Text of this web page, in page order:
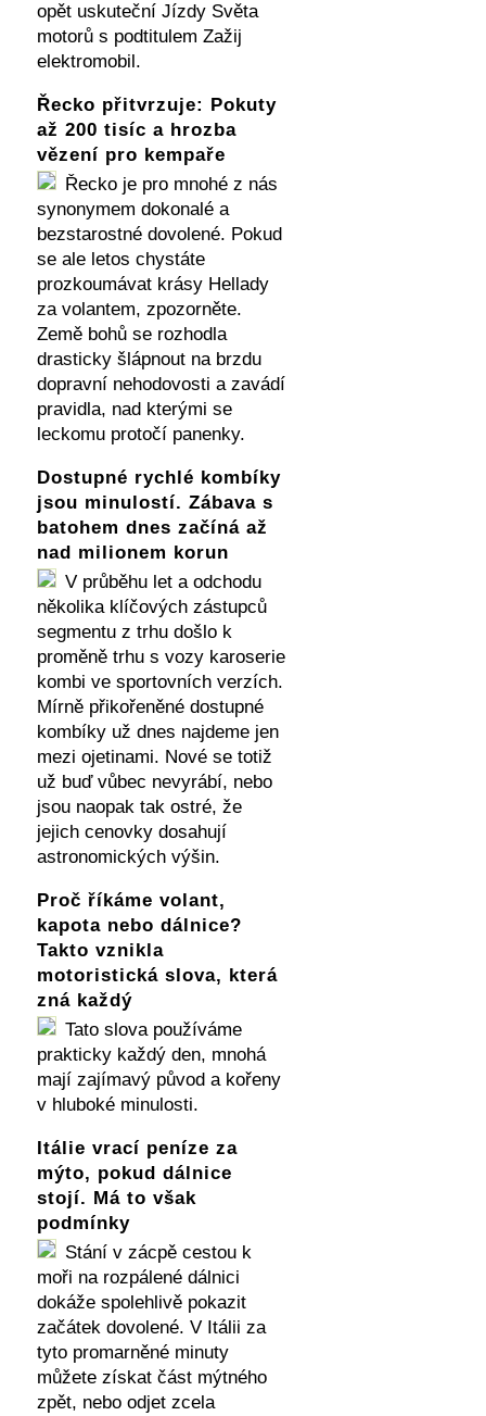
opět uskuteční Jízdy Světa
motorů s podtitulem Zažij
elektromobil.
Řecko přitvrzuje: Pokuty
až 200 tisíc a hrozba
vězení pro kempaře
Řecko je pro mnohé z nás
synonymem dokonalé a
bezstarostné dovolené. Pokud
se ale letos chystáte
prozkoumávat krásy Hellady
za volantem, zpozorněte.
Země bohů se rozhodla
drasticky šlápnout na brzdu
dopravní nehodovosti a zavádí
pravidla, nad kterými se
leckomu protočí panenky.
Dostupné rychlé kombíky
jsou minulostí. Zábava s
batohem dnes začíná až
nad milionem korun
V průběhu let a odchodu
několika klíčových zástupců
segmentu z trhu došlo k
proměně trhu s vozy karoserie
kombi ve sportovních verzích.
Mírně přikořeněné dostupné
kombíky už dnes najdeme jen
mezi ojetinami. Nové se totiž
už buď vůbec nevyrábí, nebo
jsou naopak tak ostré, že
jejich cenovky dosahují
astronomických výšin.
Proč říkáme volant,
kapota nebo dálnice?
Takto vznikla
motoristická slova, která
zná každý
Tato slova používáme
prakticky každý den, mnohá
mají zajímavý původ a kořeny
v hluboké minulosti.
Itálie vrací peníze za
mýto, pokud dálnice
stojí. Má to však
podmínky
Stání v zácpě cestou k
moři na rozpálené dálnici
dokáže spolehlivě pokazit
začátek dovolené. V Itálii za
tyto promarněné minuty
můžete získat část mýtného
zpět, nebo odjet zcela